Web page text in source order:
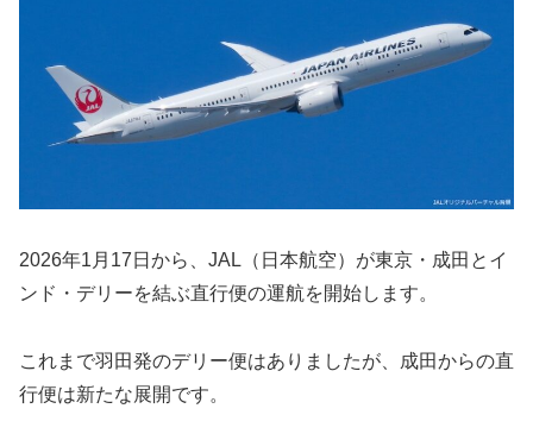
2026年1月17日から、JAL（日本航空）が東京・成田とイ
ンド・デリーを結ぶ直行便の運航を開始します。
これまで羽田発のデリー便はありましたが、成田からの直
行便は新たな展開です。